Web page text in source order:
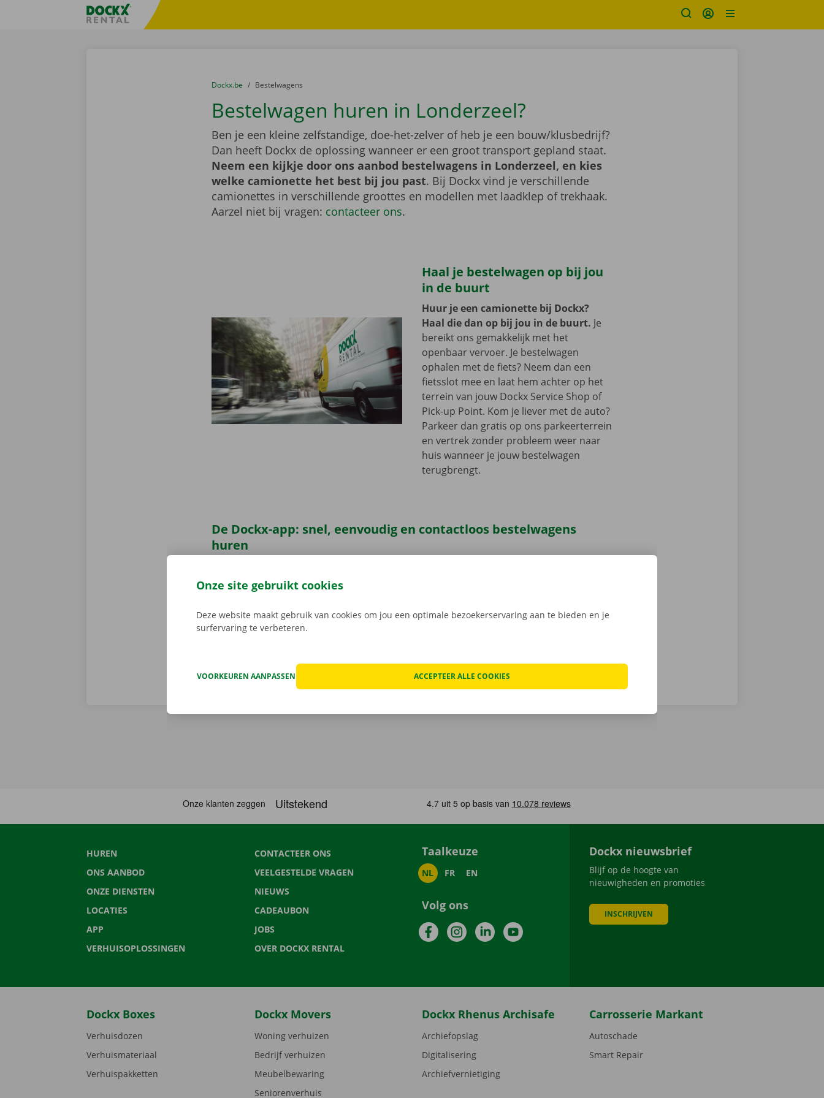
Taalselectie overslaanFratello DEMO
U bevindt zich hier:
van
Dockx.be naar
Bestelwagens
Bestelwagen huren in Londerzeel?
Ben je een kleine zelfstandige, doe-het-zelver of heb je een bouw/klusbedrijf?
Dan heeft Dockx de oplossing wanneer er een groot transport gepland staat.
Neem een kijkje door ons aanbod bestelwagens in Londerzeel, en kies
welke camionette het best bij jou past. Bij Dockx vind je verschillende
camionettes in verschillende groottes en modellen met laadklep of trekhaak.
Aarzel niet bij vragen: contacteer ons.
Haal je bestelwagen op bij jou
in de buurt
Huur je een camionette bij Dockx?
Haal die dan op bij jou in de buurt. Je
bereikt ons gemakkelijk met het
openbaar vervoer. Je bestelwagen
ophalen met de fiets? Neem dan een
fietsslot mee en laat hem achter op het
terrein van jouw Dockx Service Shop of
Pick-up Point. Kom je liever met de auto?
Parkeer dan gratis op ons parkeerterrein
en vertrek zonder probleem weer naar
huis wanneer je jouw bestelwagen
terugbrengt.
De Dockx-app: snel, eenvoudig en contactloos bestelwagens
huren
camionette, deze open je gemakkelijk met jouw digitale sleutel. Je bent zo op weg: kies
je afhaalpunt, maak je keuze uit het aanbod voertuigen, reken af en je bent klaar om te
vertrekken. Download de gratis app nu voor
Android Apple
HUREN
ONS AANBOD
ONZE DIENSTEN
LOCATIES
APP
VERHUISOPLOSSINGEN
CONTACTEER ONS
VEELGESTELDE VRAGEN
NIEUWS
CADEAUBON
JOBS
OVER DOCKX RENTAL
Taalkeuze
NL FR EN
Volg ons
FacebookInstagramLinkedInYouTube
Dockx nieuwsbrief
Blijf op de hoogte van
nieuwigheden en promoties
INSCHRIJVEN
Dockx Boxes
Verhuisdozen
Verhuismateriaal
Verhuispakketten
Dockx Movers
Woning verhuizen
Bedrijf verhuizen
Meubelbewaring
Seniorenverhuis
Dockx Rhenus Archisafe
Archiefopslag
Digitalisering
Archiefvernietiging
Carrosserie Markant
Autoschade
Smart Repair
Onze site gebruikt cookies
Deze website maakt gebruik van cookies om jou een optimale bezoekerservaring aan te bieden en je
surfervaring te verbeteren.
VOORKEUREN AANPASSEN ACCEPTEER ALLE COOKIES